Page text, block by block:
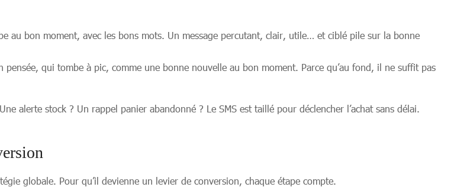
au bon moment, avec les bons mots. Un message percutant, clair, utile… et ciblé pile sur la bonne
pensée, qui tombe à pic, comme une bonne nouvelle au bon moment. Parce qu’au fond, il ne suffit pas
alerte stock ? Un rappel panier abandonné ? Le SMS est taillé pour déclencher l’achat sans délai.
globale. Pour qu’il devienne un levier de conversion, chaque étape compte.